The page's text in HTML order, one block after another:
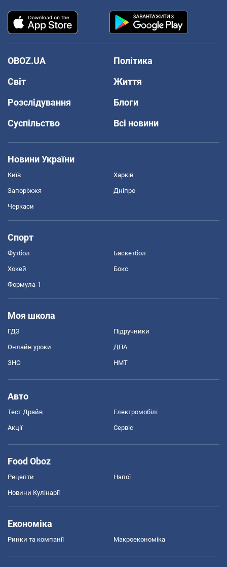
OBOZ.UA
Політика
Світ
Життя
Розслідування
Блоги
Суспільство
Всі новини
Новини України
Київ Харків
Запоріжжя Дніпро
Черкаси
Спорт
Футбол Баскетбол
Хокей Бокс
Формула-1
Моя школа
ГДЗ Підручники
Онлайн уроки ДПА
ЗНО НМТ
Авто
Тест Драйв Електромобілі
Акції Сервіс
Food Oboz
Рецепти Напої
Новини Кулінарії
Економіка
Ринки та компанії Макроекономіка